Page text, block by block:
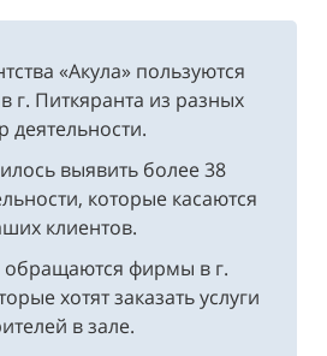
«Акула» пользуются
г. Питкяранта из разных
деятельности.
выявить более 38
которые касаются
клиентов.
обращаются фирмы в г.
хотят заказать услуги
в зале.